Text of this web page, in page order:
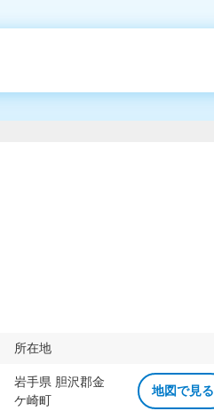
所在地
岩手県 胆沢郡金
ケ崎町
地図で見る